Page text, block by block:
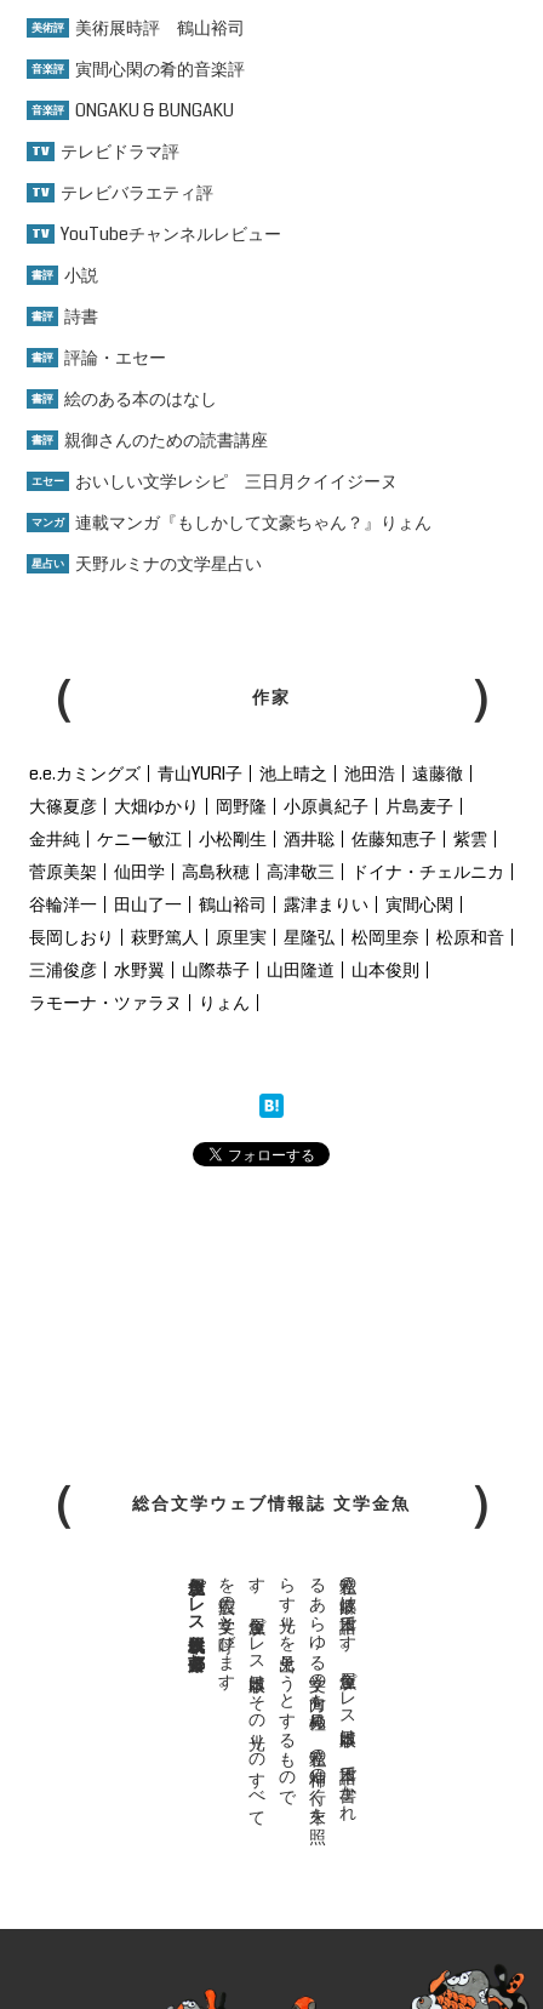
美術評 美術展時評 鶴山裕司
音楽評 寅間心閑の肴的音楽評
音楽評 ONGAKU & BUNGAKU
TV テレビドラマ評
TV テレビバラエティ評
TV YouTubeチャンネルレビュー
書評 小説
書評 詩書
書評 評論・エセー
書評 絵のある本のはなし
書評 親御さんのための読書講座
エセー おいしい文学レシピ 三日月クイイジーヌ
マンガ 連載マンガ『もしかして文豪ちゃん？』りょん
星占い 天野ルミナの文学星占い
作家
e.e.カミングズ 青山YURI子 池上晴之 池田浩
遠藤徹
大篠夏彦
大畑ゆかり 岡野隆 小原眞紀子
片島麦子
金井純
ケニー敏江 小松剛生 酒井聡 佐藤知恵子
紫雲
菅原美架
仙田学 高島秋穂 高津敬三
ドイナ・チェルニカ
谷輪洋一
田山了一 鶴山裕司 露津まりい
寅間心閑
長岡しおり
萩野篤人 原里実 星隆弘 松岡里奈
松原和音
三浦俊彦
水野翼 山際恭子 山田隆道
山本俊則
ラモーナ・ツァラヌ
りょん
総合文学ウェブ情報誌 文学金魚
私達の
故郷は
日本語で
す
。
金魚屋プ
レ
ス
日本版は
、
日本語で
書か
れ
る
あ
ら
ゆ
る
文学の
方向を
見極め
、
私達の
精神の
行く
末を
照
ら
す
光り
を
見出そ
う
と
す
る
も
の
で
す
。
金魚屋プ
レ
ス
日本版は
そ
の
光り
の
す
べ
て
を
広義の
文学と
呼び
ま
す
。
金魚屋プレス日本版代表 齋藤都